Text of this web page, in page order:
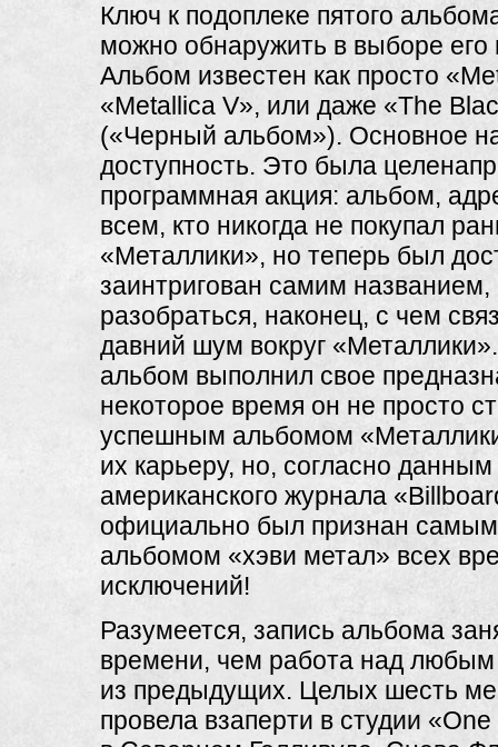
Ключ к подоплеке пятого
можно обнаружить в выборе его
Альбом известен как просто
«Metallica V», или даже «The
(«Черный альбом»). Основное
доступность. Это была
программная акция: альбом,
всем, кто никогда не покупал
«Металлики», но теперь был
заинтригован самим
разобраться, наконец, с чем
давний шум вокруг
альбом выполнил свое
некоторое время он не просто
успешным альбомом
их карьеру, но, согласно данным
американского журнала
официально был признан
альбомом «хэви метал» всех
исключений!
Разумеется, запись альбома
времени, чем работа над любым
из предыдущих. Целых шесть
провела взаперти в студии